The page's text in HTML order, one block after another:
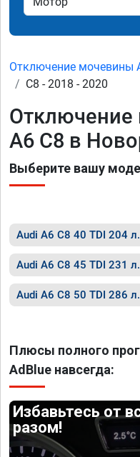
Отключение мочевины
C8 - 2018 - 2020
Отключение
A6 C8 в
Выберите вашу
Audi A6 C8 40 TDI 204
Audi A6 C8 45 TDI 231
Audi A6 C8 50 TDI 286
Плюсы полного
AdBlue навсегда:
Избавьтесь от
разом!